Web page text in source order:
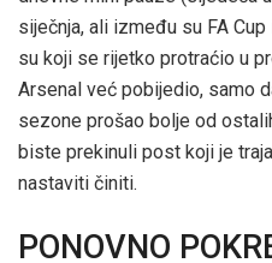
siječnja, ali između su FA
su koji se rijetko protraćio u
Arsenal već pobijedio, samo
sezone prošao bolje od
biste prekinuli post koji je
nastaviti činiti.
PONOVNO